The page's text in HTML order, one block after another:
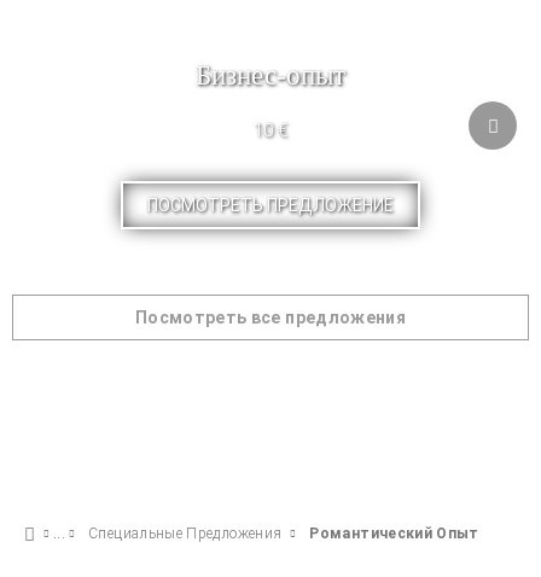
Бизнес-опыт
10 €
ПОСМОТРЕТЬ ПРЕДЛОЖЕНИЕ
Посмотреть все предложения
Специальные Предложения Pомантический Опыт